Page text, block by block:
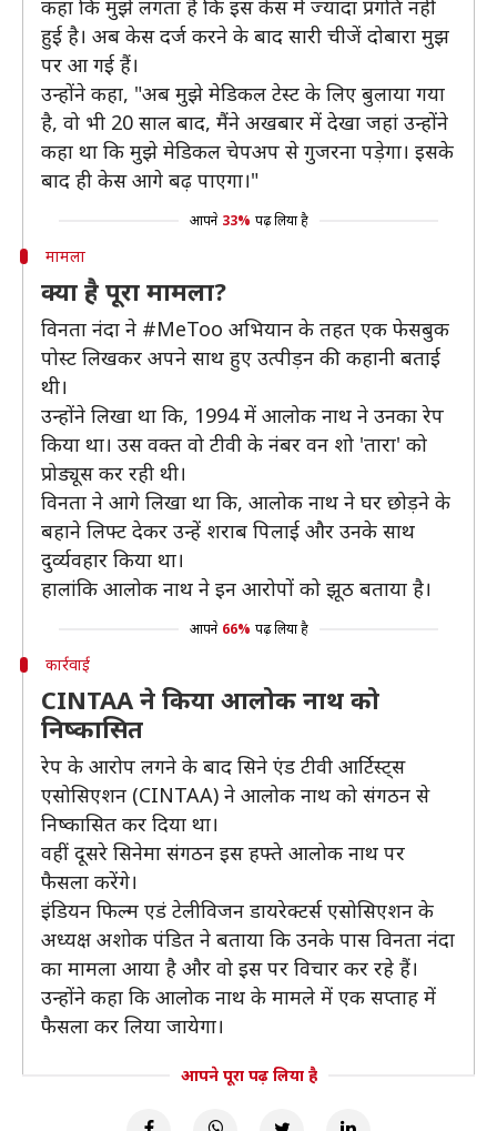
कहा कि मुझे लगता है कि इस केस में ज्यादा प्रगति नहीं
हुई है। अब केस दर्ज करने के बाद सारी चीजें दोबारा मुझ
पर आ गई हैं।
उन्होंने कहा, "अब मुझे मेडिकल टेस्ट के लिए बुलाया गया
है, वो भी 20 साल बाद, मैंने अखबार में देखा जहां उन्होंने
कहा था कि मुझे मेडिकल चेपअप से गुजरना पड़ेगा। इसके
बाद ही केस आगे बढ़ पाएगा।"
आपने 33% पढ़ लिया है
मामला
क्या है पूरा मामला?
विनता नंदा ने #MeToo अभियान के तहत एक फेसबुक
पोस्ट लिखकर अपने साथ हुए उत्पीड़न की कहानी बताई
थी।
उन्होंने लिखा था कि, 1994 में आलोक नाथ ने उनका रेप
किया था। उस वक्त वो टीवी के नंबर वन शो 'तारा' को
प्रोड्यूस कर रही थी।
विनता ने आगे लिखा था कि, आलोक नाथ ने घर छोड़ने के
बहाने लिफ्ट देकर उन्हें शराब पिलाई और उनके साथ
दुर्व्यवहार किया था।
हालांकि आलोक नाथ ने इन आरोपों को झूठ बताया है।
आपने 66% पढ़ लिया है
कार्रवाई
CINTAA ने किया आलोक नाथ को
निष्कासित
रेप के आरोप लगने के बाद सिने एंड टीवी आर्टिस्ट्स
एसोसिएशन (CINTAA) ने आलोक नाथ को संगठन से
निष्कासित कर दिया था।
वहीं दूसरे सिनेमा संगठन इस हफ्ते आलोक नाथ पर
फैसला करेंगे।
इंडियन फिल्म एडं टेलीविजन डायरेक्टर्स एसोसिएशन के
अध्यक्ष अशोक पंडित ने बताया कि उनके पास विनता नंदा
का मामला आया है और वो इस पर विचार कर रहे हैं।
उन्होंने कहा कि आलोक नाथ के मामले में एक सप्ताह में
फैसला कर लिया जायेगा।
आपने पूरा पढ़ लिया है